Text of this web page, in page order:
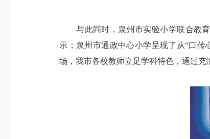
与此同时，泉州市实验小学联合教育
示；泉州市通政中心小学呈现了从“口
场，我市各校教师立足学科特色，通过充